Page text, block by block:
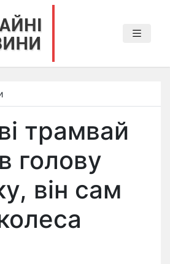
трамвай
голову
він сам